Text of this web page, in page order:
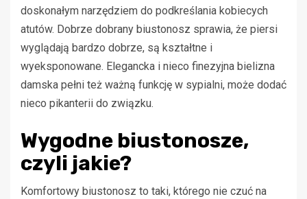
doskonałym narzędziem do podkreślania kobiecych
atutów. Dobrze dobrany biustonosz sprawia, że piersi
wyglądają bardzo dobrze, są kształtne i
wyeksponowane. Elegancka i nieco finezyjna bielizna
damska pełni też ważną funkcję w sypialni, może dodać
nieco pikanterii do związku.
Wygodne biustonosze,
czyli jakie?
Komfortowy biustonosz to taki, którego nie czuć na